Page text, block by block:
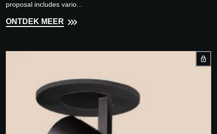
proposal includes vario...
ONTDEK MEER